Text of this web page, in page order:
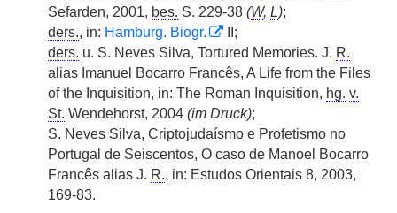
Sefarden, 2001, bes. S. 229-38 (W, L);
ders., in: Hamburg. Biogr.
II;
ders. u. S. Neves Silva, Tortured Memories. J. R.
alias Imanuel Bocarro Francês, A Life from the Files
of the Inquisition, in: The Roman Inquisition, hg. v.
St. Wendehorst, 2004 (im Druck);
S. Neves Silva, Criptojudaísmo e Profetismo no
Portugal de Seiscentos, O caso de Manoel Bocarro
Francês alias J. R., in: Estudos Orientais 8, 2003,
169-83.